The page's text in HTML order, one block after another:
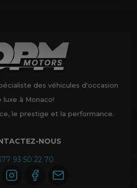
des véhicules d'occasion
luxe à Monaco!
le prestige et la performance.
NOUS
93 50 22 70